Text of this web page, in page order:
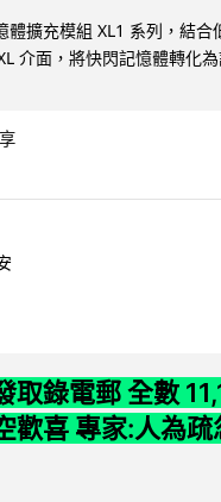
體擴充模組 XL1 系列，結合
介面，將快閃記憶體轉化
取錄電郵 全數
歡喜 專家:人為